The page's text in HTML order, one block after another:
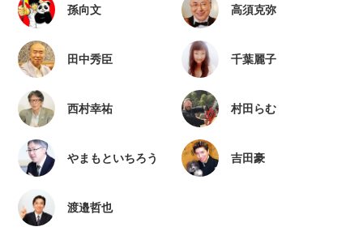
孫向文 高須克弥
田中秀臣 千葉麗子
西村幸祐 村田らむ
やまもといちろう 吉田豪
渡邉哲也